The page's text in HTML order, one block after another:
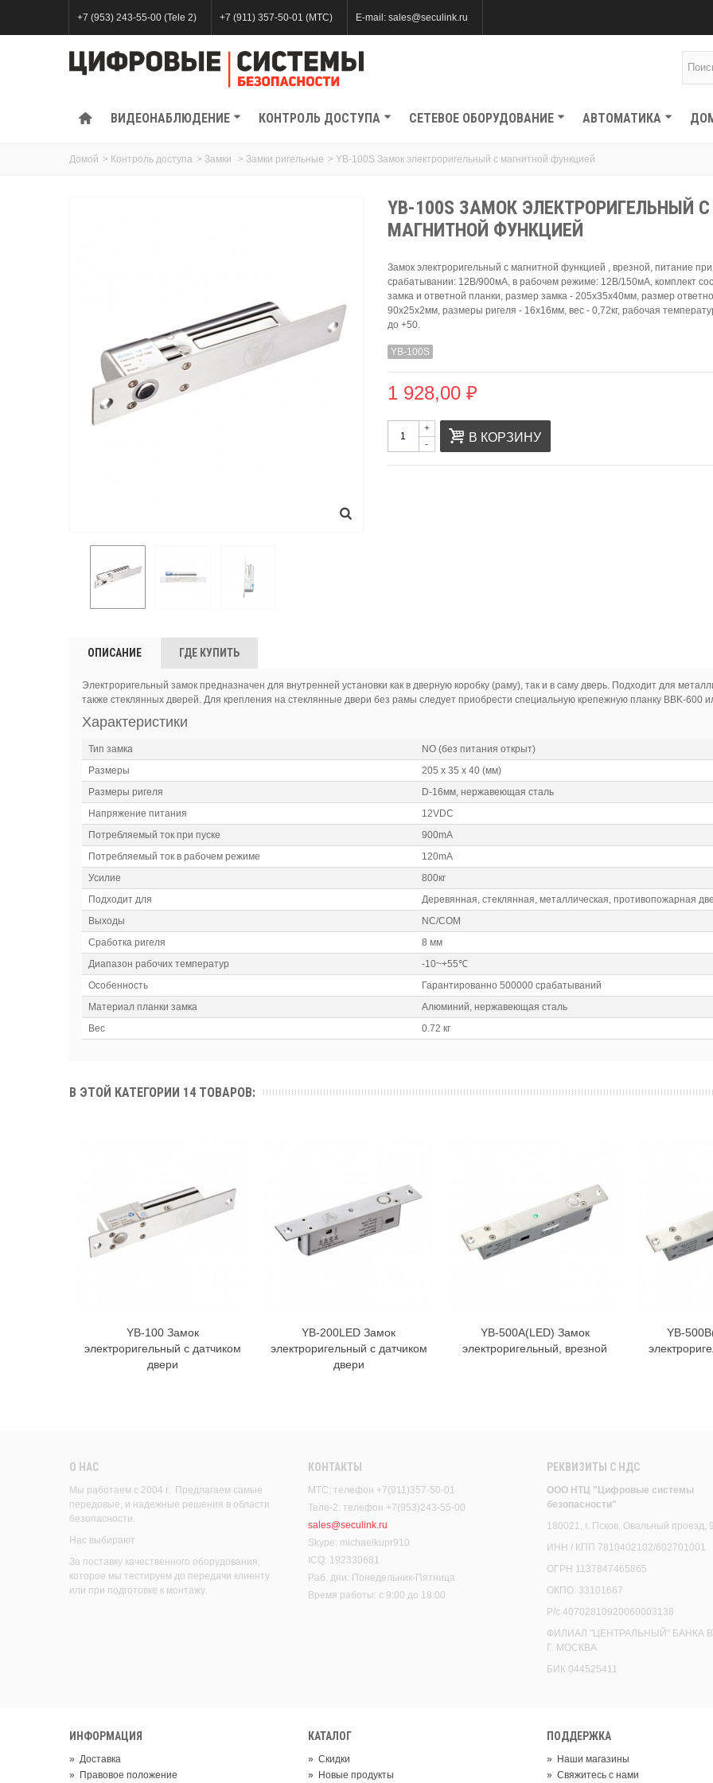
+7 (953) 243-55-00 (Tele 2) +7 (911) 357-50-01 (МТС) E-mail: sales@seculink.ru
ВИДЕОНАБЛЮДЕНИЕ КОНТРОЛЬ ДОСТУПА СЕТЕВОЕ ОБОРУДОВАНИЕ АВТОМАТИКА
Домой > Контроль доступа > Замки > Замки ригельные > YB-100S Замок электроригельный с магнитной функцией
YB-100S ЗАМОК ЭЛЕКТРОРИГЕЛЬНЫЙ С
МАГНИТНОЙ ФУНКЦИЕЙ
Замок электроригельный с магнитной функцией , врезной, питание при
срабатывании: 12В/900мА, в рабочем режиме: 12В/150мА, комплект
замка и ответной планки, размер замка - 205х35х40мм, размер
90х25х2мм, размеры ригеля - 16х16мм, вес - 0,72кг, рабочая
до +50.
YB-100S
1 928,00 ₽
-
+
В КОРЗИНУ
ОПИСАНИЕ ГДЕ КУПИТЬ
Электроригельный замок предназначен для внутренней установки как в дверную коробку (раму), так и в саму дверь. Подходит для
также стеклянных дверей. Для крепления на стеклянные двери без рамы следует приобрести специальную крепежную планку BBK-600
Характеристики
Тип замка
NO (без питания открыт)
Размеры
205 x 35 x 40 (мм)
Размеры ригеля
D-16мм, нержавеющая сталь
Напряжение питания
12VDC
Потребляемый ток при пуске
900mA
Потребляемый ток в рабочем режиме
120mA
Усилие
800кг
Подходит для
Деревянная, стеклянная, металлическая, противопожарная
Выходы
NC/COM
Сработка ригеля
8 мм
Диапазон рабочих температур
-10~+55℃
Особенность
Гарантированно 500000 срабатываний
Материал планки замка
Алюминий, нержавеющая сталь
Вес
0.72 кг
В ЭТОЙ КАТЕГОРИИ 14 ТОВАРОВ:
В корзину
YB-100 Замок
электроригельный с датчиком
двери
В корзину
YB-200LED Замок
электроригельный с датчиком
двери
В корзину
YB-500A(LED) Замок
электроригельный, врезной
YB-
О НАС
Мы работаем с 2004 г. Предлагаем самые
передовые, и надежные решения в области
безопасности.
Нас выбирают
За поставку качественного оборудования,
которое мы тестируем до передачи клиенту
или при подготовке к монтажу.
КОНТАКТЫ
МТС: телефон +7(911)357-50-01
Теле-2: телефон +7(953)243-55-00
sales@seculink.ru
Skype: michaelkupr910
ICQ: 192330681
Раб. дни: Понедельник-Пятница
Время работы: с 9:00 до 18:00
РЕКВИЗИТЫ C НДС
ООО НТЦ "Цифровые системы
безопасности"
180021, г. Псков, Овальный проезд,
ИНН / КПП 7810402102/602701001
ОГРН 1137847465865
ОКПО: 33101667
Р/с 40702810920060003138
ФИЛИАЛ "ЦЕНТРАЛЬНЫЙ" БАНКА
Г. МОСКВА
БИК 044525411
ИНФОРМАЦИЯ
» Доставка
» Правовое положение
КАТАЛОГ
» Скидки
» Новые продукты
ПОДДЕРЖКА
» Наши магазины
» Свяжитесь с нами